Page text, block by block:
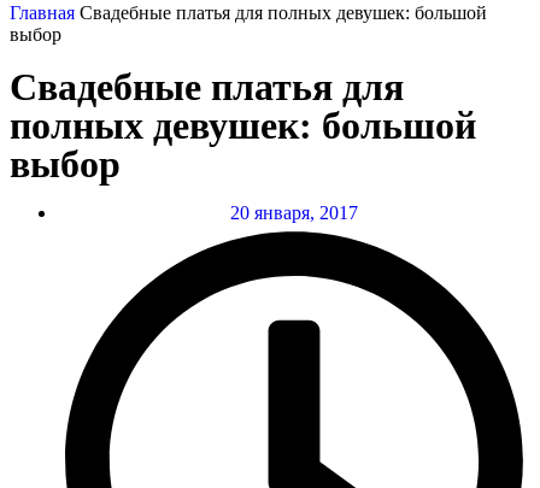
Главная Свадебные платья для полных девушек: большой
выбор
Свадебные платья для
полных девушек: большой
выбор
20 января, 2017